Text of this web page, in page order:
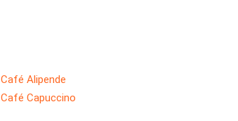
Café Alipende
Café Capuccino